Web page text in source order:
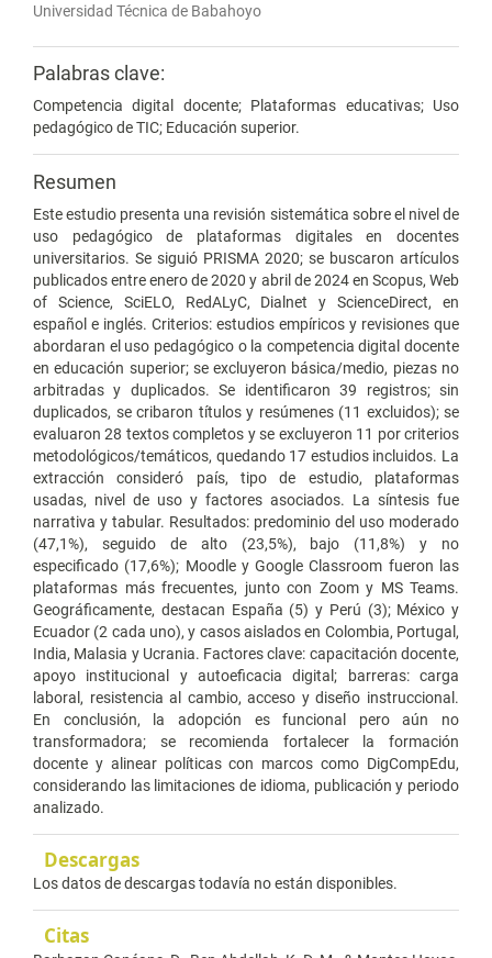
Universidad Técnica de Babahoyo
Palabras clave:
Competencia digital docente; Plataformas educativas; Uso
pedagógico de TIC; Educación superior.
Resumen
Este estudio presenta una revisión sistemática sobre el nivel de
uso pedagógico de plataformas digitales en docentes
universitarios. Se siguió PRISMA 2020; se buscaron artículos
publicados entre enero de 2020 y abril de 2024 en Scopus, Web
of Science, SciELO, RedALyC, Dialnet y ScienceDirect, en
español e inglés. Criterios: estudios empíricos y revisiones que
abordaran el uso pedagógico o la competencia digital docente
en educación superior; se excluyeron básica/medio, piezas no
arbitradas y duplicados. Se identificaron 39 registros; sin
duplicados, se cribaron títulos y resúmenes (11 excluidos); se
evaluaron 28 textos completos y se excluyeron 11 por criterios
metodológicos/temáticos, quedando 17 estudios incluidos. La
extracción consideró país, tipo de estudio, plataformas
usadas, nivel de uso y factores asociados. La síntesis fue
narrativa y tabular. Resultados: predominio del uso moderado
(47,1%), seguido de alto (23,5%), bajo (11,8%) y no
especificado (17,6%); Moodle y Google Classroom fueron las
plataformas más frecuentes, junto con Zoom y MS Teams.
Geográficamente, destacan España (5) y Perú (3); México y
Ecuador (2 cada uno), y casos aislados en Colombia, Portugal,
India, Malasia y Ucrania. Factores clave: capacitación docente,
apoyo institucional y autoeficacia digital; barreras: carga
laboral, resistencia al cambio, acceso y diseño instruccional.
En conclusión, la adopción es funcional pero aún no
transformadora; se recomienda fortalecer la formación
docente y alinear políticas con marcos como DigCompEdu,
considerando las limitaciones de idioma, publicación y periodo
analizado.
Descargas
Los datos de descargas todavía no están disponibles.
Citas